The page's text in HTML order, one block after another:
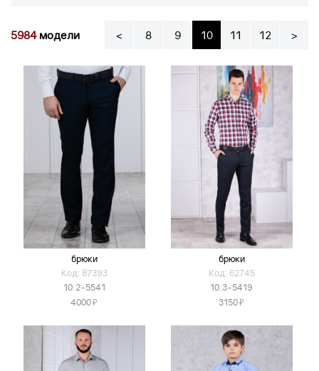
5984модели < 8 9 10 11 12 >
брюки
Код: 87393
10.2-5541
4000Я
брюки
Код: 62745
10.3-5419
3150Я